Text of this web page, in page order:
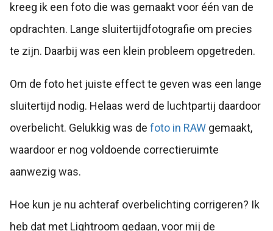
kreeg ik een foto die was gemaakt voor één van de
opdrachten. Lange sluitertijdfotografie om precies
te zijn. Daarbij was een klein probleem opgetreden.
Om de foto het juiste effect te geven was een lange
sluitertijd nodig. Helaas werd de luchtpartij daardoor
overbelicht. Gelukkig was de foto in RAW gemaakt,
waardoor er nog voldoende correctieruimte
aanwezig was.
Hoe kun je nu achteraf overbelichting corrigeren? Ik
heb dat met Lightroom gedaan, voor mij de